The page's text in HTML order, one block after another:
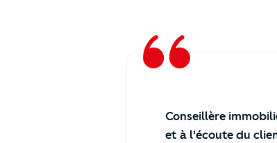
Conseillère
et à l'écoute du